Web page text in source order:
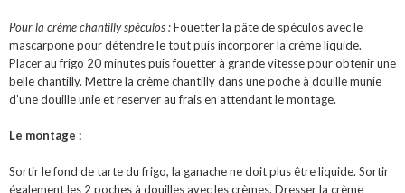
Pour la crème chantilly spéculos :Fouetter la pâte de spéculos avec le
mascarpone pour détendre le tout puis incorporer la crème liquide.
Placer au frigo 20 minutes puis fouetter à grande vitesse pour obtenir une
belle chantilly. Mettre la crème chantilly dans une poche à douille munie
d’une douille unie et reserver au frais en attendant le montage.
Le montage :
Sortir le fond de tarte du frigo, la ganache ne doit plus être liquide. Sortir
également les 2 poches à douilles avec les crèmes. Dresser la crème